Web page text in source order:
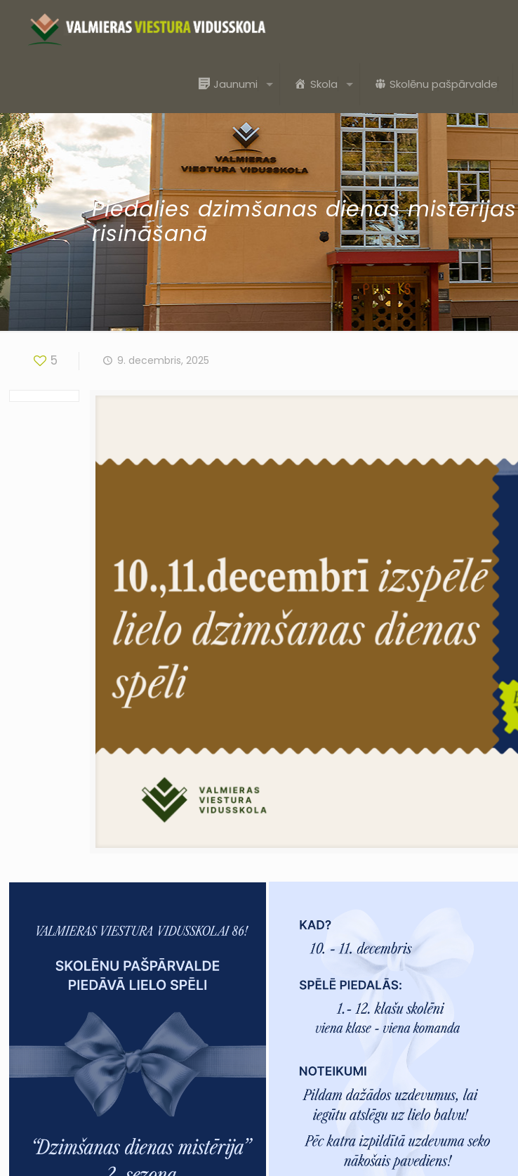
Jaunumi Skola Skolēnu pašpārvalde
Piedalies dzimšanas dienas mistērijas
risināšanā
5 9. decembris, 2025